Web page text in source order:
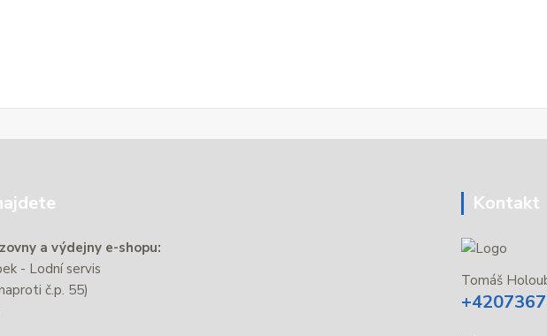
a výdejny e-shopu:
- Lodní servis
č.p. 55)
Kontakt
Tomáš